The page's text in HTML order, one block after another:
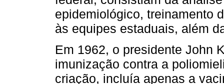
epidemiológico, treinamento
às equipes estaduais, além
Em 1962, o presidente John
imunização contra a
criação, incluía apenas a